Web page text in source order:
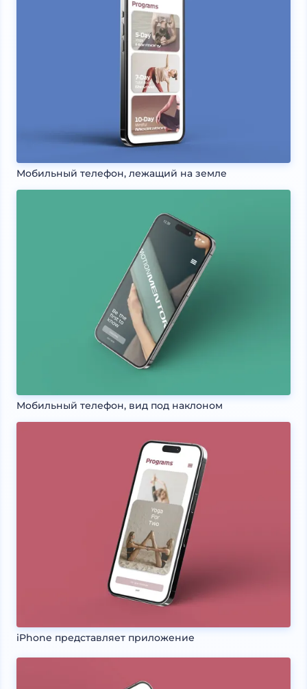
Мобильный телефон, лежащий на земле
Мобильный телефон, вид под наклоном
iPhone представляет приложение